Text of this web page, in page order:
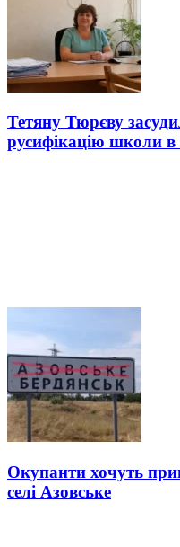
Тетяну Тюрєву
русифікацію школи в
Окупанти хочуть
селі Азовське